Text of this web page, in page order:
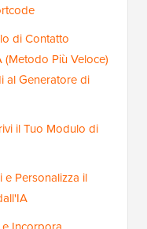
di Contatto
Più Veloce)
al Generatore di
il Tuo Modulo di
e Personalizza il